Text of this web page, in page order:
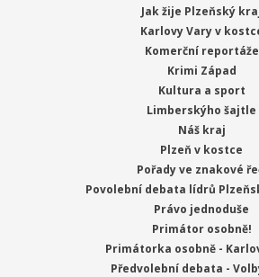
Jak žije Plzeňský
Karlovy Vary v
Komerční reportáže
Krimi Západ
Kultura a sport
Limberskýho šajtle
Náš kraj
Plzeň v kostce
Pořady ve znakové
Povolební debata lídrů
Právo jednoduše
Primátor osobně!
Primátorka osobně -
Předvolební debata -